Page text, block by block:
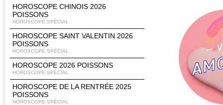
HOROSCOPE CHINOIS 2026
POISSONS
HOROSCOPE SPÉCIAL
HOROSCOPE SAINT VALENTIN 2026
POISSONS
HOROSCOPE SPÉCIAL
HOROSCOPE 2026 POISSONS
HOROSCOPE SPÉCIAL
HOROSCOPE DE LA RENTRÉE 2025
POISSONS
HOROSCOPE SPÉCIAL